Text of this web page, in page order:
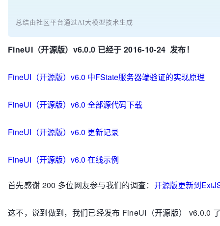
总结由社区平台通过AI大模型技术生成
FineUI（开源版）v6.0.0 已经于 2016-10-24 发布！
FineUI（开源版）v6.0 中FState服务器端验证的实现原理
FineUI（开源版）v6.0 全部源代码下载
FineUI（开源版）v6.0 更新记录
FineUI（开源版）v6.0 在线示例
首先感谢 200 多位网友参与我们的调查： 开源版更新到
这不，说到做到，我们已经发布 FineUI（开源版） v6.0.0